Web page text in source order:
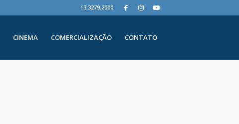
13 3279.2000
CINEMA COMERCIALIZAÇÃO CONTATO